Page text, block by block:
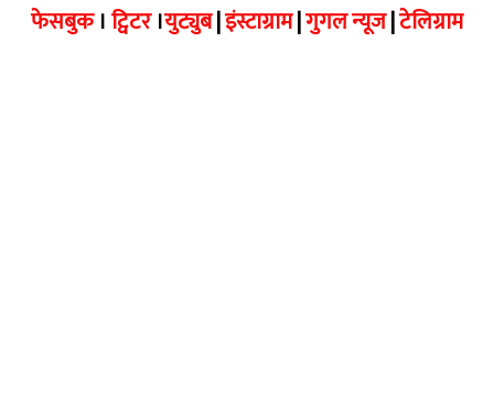
फेसबुक।ट्विटर।युट्युब|इंस्टाग्राम|गुगल न्यूज|टेलिग्राम